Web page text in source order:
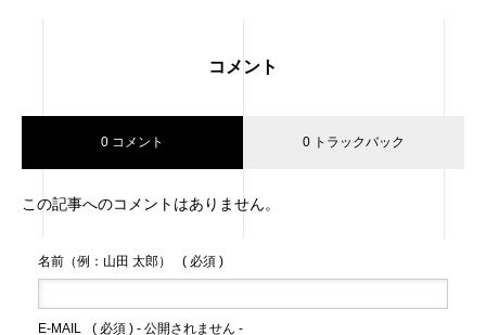
コメント
0 コメント 0 トラックバック
この記事へのコメントはありません。
名前（例：山田 太郎） ( 必須 )
E-MAIL ( 必須 ) - 公開されません -